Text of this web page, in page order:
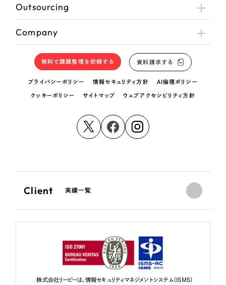
Outsourcing
Company
無料で課題整理を依頼する 資料請求する
プライバシーポリシー 情報セキュリティ方針 AI倫理ポリシー
クッキーポリシー サイトマップ ウェブアクセシビリティ方針
Client 実績一覧
株式会社リーピーは、情報セキュリティマネジメントシステム（ISMS）